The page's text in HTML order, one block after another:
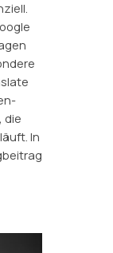
die
In